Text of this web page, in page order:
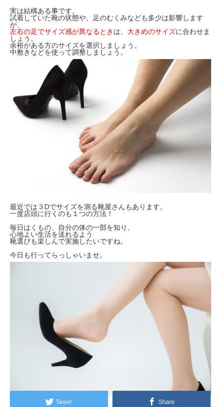
実は結構ある事です。
試着していた靴の状態や、足のむくみなども多少は影響します
が、
左右の足でサイズ感が異なるとき は、 大きめのサイズに合わせま
しょう。
余裕がある方のサイズを選択しましょう。
中敷きなどを使って調整しましょう。
最近では３Dでサイズを測る靴屋さんもあります。
一度店頭に行くのも１つの方法！
毎日はくもの、自分の体の一部を知り、
心地よい生活を送れるよう
靴選びも楽しんで実施したいですね。
今日も行ってらっしゃいませ。
Tweet Share